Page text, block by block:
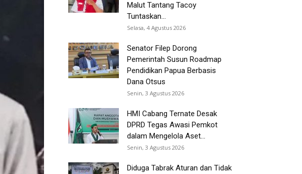
Malut Tantang Tacoy
Tuntaskan...
Selasa, 4 Agustus 2026
Senator Filep Dorong
Pemerintah Susun Roadmap
Pendidikan Papua Berbasis
Dana Otsus
Senin, 3 Agustus 2026
HMI Cabang Ternate Desak
DPRD Tegas Awasi Pemkot
dalam Mengelola Aset...
Senin, 3 Agustus 2026
Diduga Tabrak Aturan dan Tidak